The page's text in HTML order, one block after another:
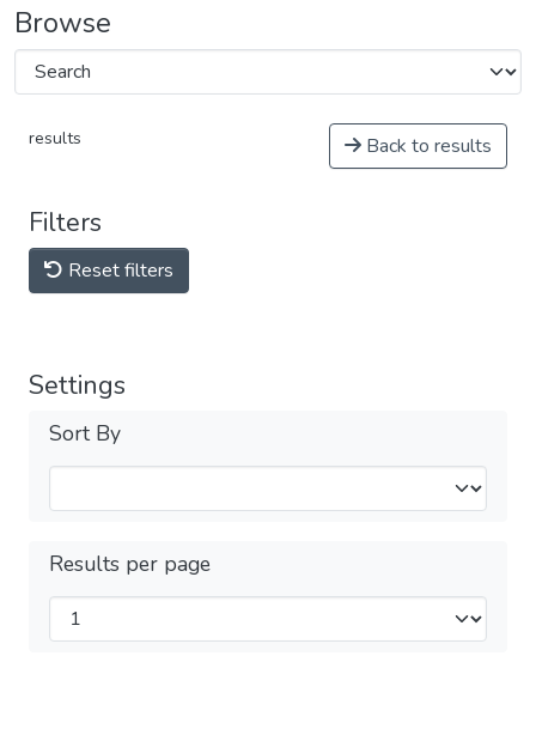
Browse
results Back to results
Filters
Reset filters
Settings
Sort By
Results per page